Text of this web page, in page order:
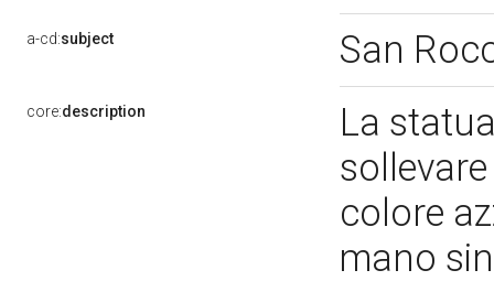
a-cd:subject San
core:description
La
colore
mano